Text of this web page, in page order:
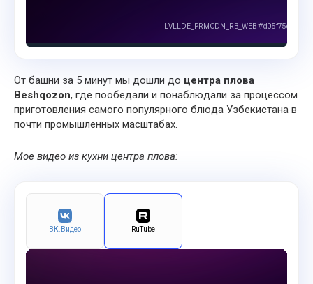
От башни за 5 минут мы дошли до центра плова
Beshqozon, где пообедали и понаблюдали за процессом
приготовления самого популярного блюда Узбекистана в
почти промышленных масштабах.
Мое видео из кухни центра плова:
ВК.Видео RuTube